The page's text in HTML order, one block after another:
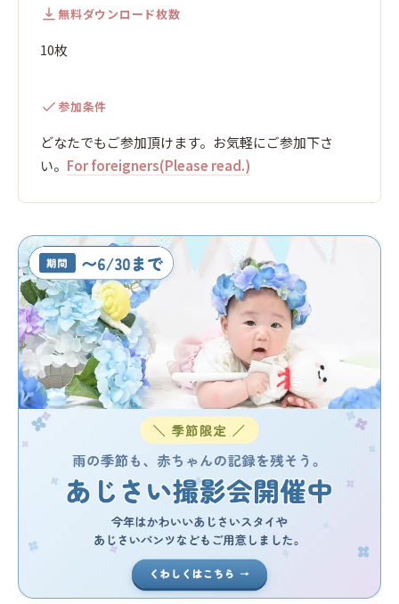
無料ダウンロード枚数
10枚
参加条件
どなたでもご参加頂けます。お気軽にご参加下さ
い。 For foreigners(Please read.)